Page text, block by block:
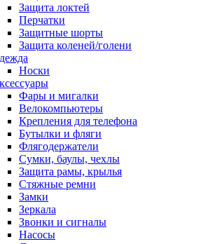
Защита локтей
Перчатки
Защитные шорты
Защита коленей/голени
Носки
Фары и мигалки
Велокомпьютеры
Крепления для телефона
Бутылки и фляги
Флягодержатели
Сумки, баулы, чехлы
Защита рамы, крылья
Стяжные ремни
Замки
Зеркала
Звонки и сигналы
Насосы